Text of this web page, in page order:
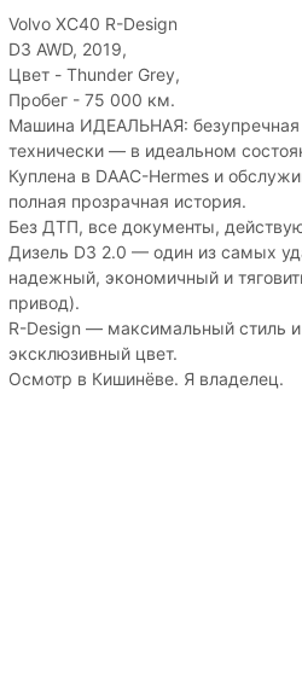
Volvo XC40 R-Design
D3 AWD, 2019,
Цвет - Thunder Grey,
Пробег - 75 000 км.
Машина ИДЕАЛЬНАЯ:
технически — в идеальном
Куплена в DAAC-Hermes и
полная прозрачная история.
Без ДТП, все документы,
Дизель D3 2.0 — один из самых
надежный, экономичный и
привод).
R-Design — максимальный стиль и
эксклюзивный цвет.
Осмотр в Кишинёве. Я владелец.